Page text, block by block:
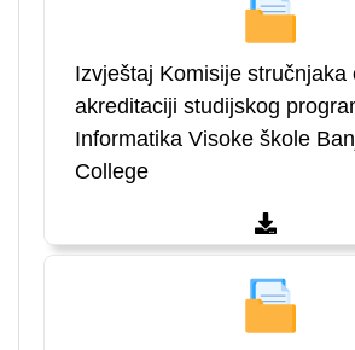
Izvještaj Komisije stručnjaka
akreditaciji studijskog
Informatika Visoke škole
College